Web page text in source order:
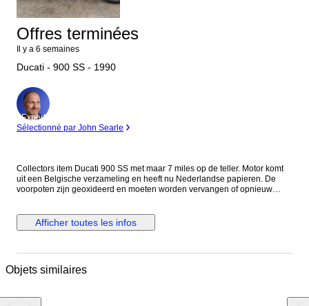
Offres terminées
Il y a 6 semaines
Ducati - 900 SS - 1990
Expert
Sélectionné par John Searle
Collectors item Ducati 900 SS met maar 7 miles op de teller. Motor komt
uit een Belgische verzameling en heeft nu Nederlandse papieren. De
voorpoten zijn geoxideerd en moeten worden vervangen of opnieuw
filter te vervangen. Voor de staat zie foto's. Het is mogelijk de motor te
bezichtigen op afspraak in Meerlo, Nederland Als de motor wordt
benzine in verband met eisen van de transporteur.
Afficher toutes les infos
Objets similaires